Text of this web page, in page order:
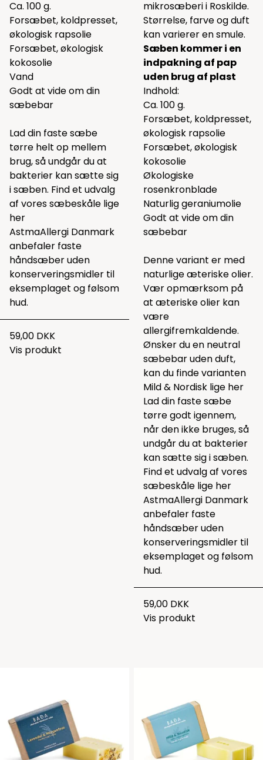
Ca. 100 g.
Forsæbet, koldpresset,
økologisk rapsolie
Forsæbet, økologisk
kokosolie
Vand
Godt at vide om din
sæbebar
Lad din faste sæbe
tørre helt op mellem
brug, så undgår du at
bakterier kan sætte sig
i sæben. Find et udvalg
af vores sæbeskåle lige
her
AstmaAllergi Danmark
anbefaler faste
håndsæber uden
konserveringsmidler til
eksemplaget og følsom
hud.
59,00 DKK
Vis produkt
mikrosæberi i Roskilde.
Størrelse, farve og duft
kan varierer en smule.
Sæben kommer i en
indpakning af pap
uden brug af plast
Indhold:
Ca. 100 g.
Forsæbet, koldpresset,
økologisk rapsolie
Forsæbet, økologisk
kokosolie
Økologiske
rosenkronblade
Naturlig geraniumolie
Godt at vide om din
sæbebar
Denne variant er med
naturlige æteriske olier.
Vær opmærksom på
at æteriske olier kan
være
allergifremkaldende.
Ønsker du en neutral
sæbebar uden duft,
kan du finde varianten
Mild & Nordisk lige her
Lad din faste sæbe
tørre godt igennem,
når den ikke bruges, så
undgår du at bakterier
kan sætte sig i sæben.
Find et udvalg af vores
sæbeskåle lige her
AstmaAllergi Danmark
anbefaler faste
håndsæber uden
konserveringsmidler til
eksemplaget og følsom
hud.
59,00 DKK
Vis produkt